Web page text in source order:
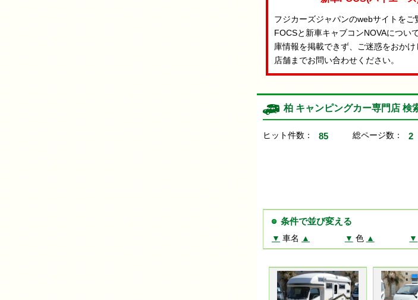
フジカーズジャパンのwebサイトを
FOCSと新車キャブコンNOVAについ
庫情報を掲載できず、ご迷惑をおか
店舗までお問い合わせください。
柏 キャンピングカー専門店 検
ヒット件数： 85 総ページ数： 2
条件で並び変える
▼ 車名 ▲ ▼ 色 ▲ ▼